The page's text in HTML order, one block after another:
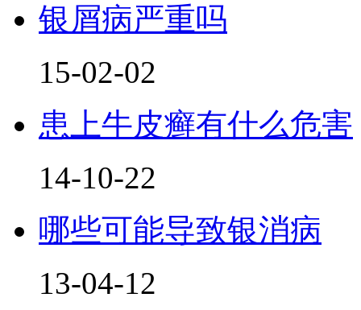
银屑病严重吗
15-02-02
患上牛皮癣有什么危害
14-10-22
哪些可能导致银消病
13-04-12